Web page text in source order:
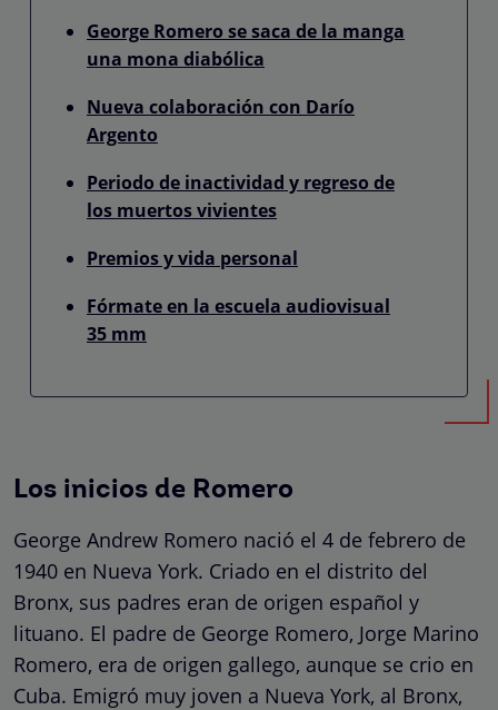
George Romero se saca de la manga
una mona diabólica
Nueva colaboración con Darío
Argento
Periodo de inactividad y regreso de
los muertos vivientes
Premios y vida personal
Fórmate en la escuela audiovisual
35 mm
Los inicios de Romero
George Andrew Romero nació el 4 de febrero de
1940 en Nueva York. Criado en el distrito del
Bronx, sus padres eran de origen español y
lituano. El padre de George Romero, Jorge Marino
Romero, era de origen gallego, aunque se crio en
Cuba. Emigró muy joven a Nueva York, al Bronx,